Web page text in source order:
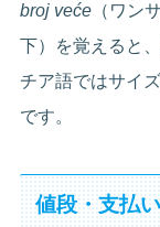
broj veće （ワン
下）を覚えると
チア語ではサイ
です。
値段・支払